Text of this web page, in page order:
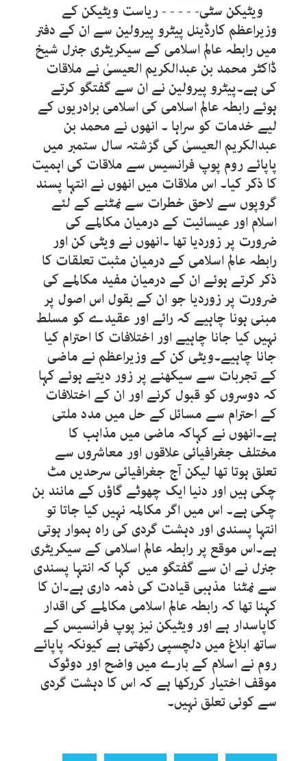
ویٹیکن سٹی- - - - - ریاست ویٹیکن کے
وزیراعظم کارڈینل پیٹرو پیرولین سے ان کے دفتر
میں رابطہ عالم اسلامی کے سیکریٹری جنرل شیخ
ڈاکٹر محمد بن عبدالکریم العیسیٰ نے ملاقات
کی ہے۔پیٹرو پیرولین نے ان سے گفتگو کرتے
ہوئے رابطہ عالم اسلامی کی اسلامی برادریوں کے
لیے خدمات کو سراہا ۔ انھوں نے محمد بن
عبدالکریم العیسیٰ کی گزشتہ سال ستمبر میں
پاپائے روم پوپ فرانسیس سے ملاقات کی اہمیت
کا ذکر کیا۔ اس ملاقات میں انھوں نے انتہا پسند
گروپوں سے لاحق خطرات سے نمٹنے کے لئے
اسلام اور عیسائیت کے درمیان مکالمے کی
ضرورت پر زوردیا تھا ۔انھوں نے ویٹی کن اور
رابطہ عالم اسلامی کے درمیان مثبت تعلقات کا
ذکر کرتے ہوئے ان کے درمیان مفید مکالمے کی
ضرورت پر زوردیا جو ان کے بقول اس اصول پر
مبنی ہونا چاہیے کہ رائے اور عقیدے کو مسلط
نہیں کیا جانا چاہیے اور اختلافات کا احترام کیا
جانا چاہیے۔ویٹی کن کے وزیراعظم نے ماضی
کے تجربات سے سیکھنے پر زور دیتے ہوئے کہا
کہ دوسروں کو قبول کرنے اور ان کے اختلافات
کے احترام سے مسائل کے حل میں مدد ملتی
ہے۔انھوں نے کہاکہ ماضی میں مذاہب کا
مختلف جغرافیائی علاقوں اور معاشروں سے
تعلق ہوتا تھا لیکن آج جغرافیائی سرحدیں مٹ
چکی ہیں اور دنیا ایک چھوٹے گاؤں کے مانند بن
چکی ہے۔ اس میں اگر مکالمہ نہیں کیا جاتا تو
انتہا پسندی اور دہشت گردی کی راہ ہموار ہوتی
ہے۔اس موقع پر رابطہ عالم اسلامی کے سیکریٹری
جنرل نے ان سے گفتگو میں کہا کہ انتہا پسندی
سے نمٹنا مذہبی قیادت کی ذمہ داری ہے۔ان کا
کہنا تھا کہ رابطہ عالم اسلامی مکالمے کی اقدار
کاپاسدار ہے اور ویٹیکن نیز پوپ فرانسیس کے
ساتھ ابلاغ میں دلچسپی رکھتی ہے کیونکہ پاپائے
روم نے اسلام کے بارے میں واضح اور دوٹوک
موقف اختیار کررکھا ہے کہ اس کا دہشت گردی
سے کوئی تعلق نہیں۔